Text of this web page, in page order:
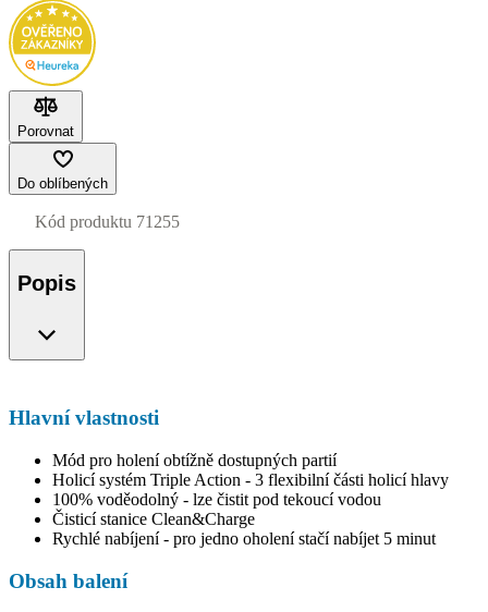
Porovnat
Do oblíbených
Kód produktu 71255
Popis
Hlavní vlastnosti
Mód pro holení obtížně dostupných partií
Holicí systém Triple Action - 3 flexibilní části holicí hlavy
100% voděodolný - lze čistit pod tekoucí vodou
Čisticí stanice Clean&Charge
Rychlé nabíjení - pro jedno oholení stačí nabíjet 5 minut
Obsah balení